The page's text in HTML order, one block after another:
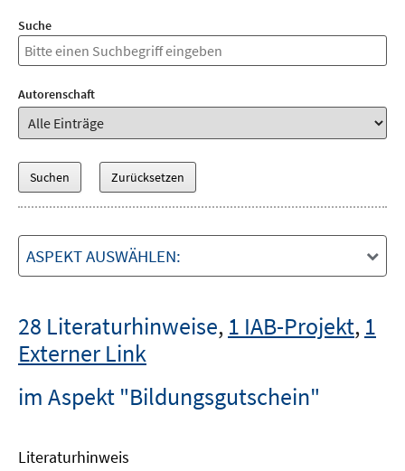
Suche
Autorenschaft
ASPEKT AUSWÄHLEN:
28 Literaturhinweise, 1 IAB-Projekt, 1
Externer Link
im Aspekt "Bildungsgutschein"
Literaturhinweis